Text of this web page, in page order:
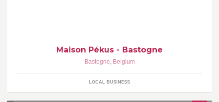
Maison Pékus - Bastogne
Bastogne, Belgium
LOCAL BUSINESS